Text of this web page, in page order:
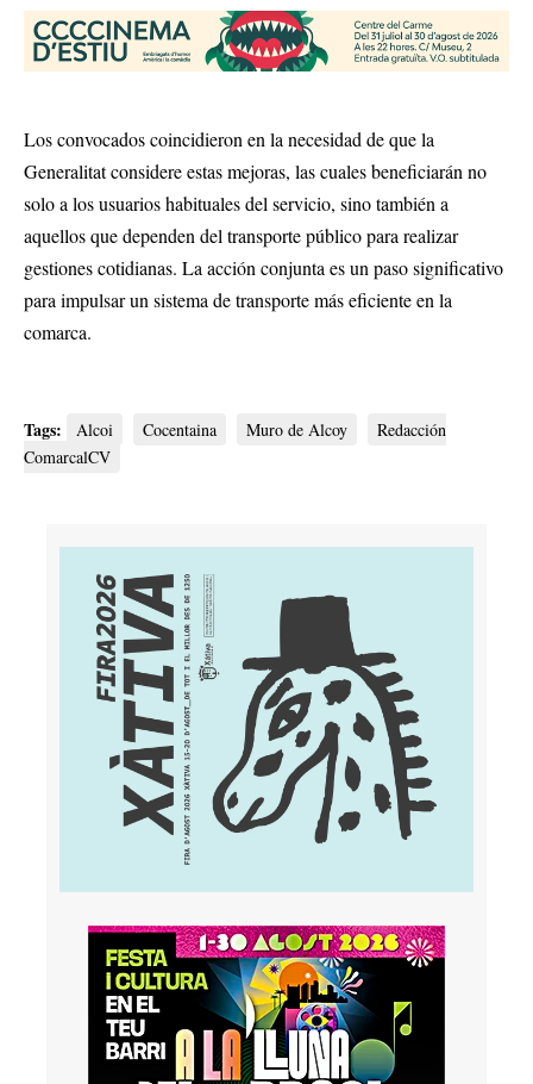
Los convocados coincidieron en la necesidad de que la
Generalitat considere estas mejoras, las cuales beneficiarán no
solo a los usuarios habituales del servicio, sino también a
aquellos que dependen del transporte público para realizar
gestiones cotidianas. La acción conjunta es un paso significativo
para impulsar un sistema de transporte más eficiente en la
comarca.
Tags: Alcoi Cocentaina Muro de Alcoy
Redacción
ComarcalCV